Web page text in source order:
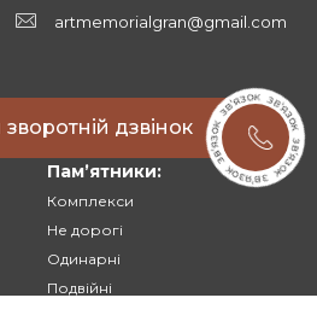
artmemorialgran@gmail.com
дзвінок
Памʼятники:
Комплекси
Не дорогі
Одинарні
Подвійні